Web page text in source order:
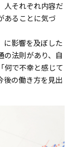
人それぞれ内容だ
あることに気づ
に影響を及ぼした
の法則があり、自
何で不幸と感じて
後の働き方を見出